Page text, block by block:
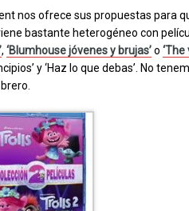
nos ofrece sus propuestas para
bastante heterogéneo con
, ‘Blumhouse jóvenes y brujas’o ‘The
y ‘Haz lo que debas’. No